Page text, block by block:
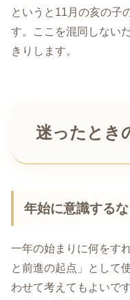
というと11月の亥の子
す。ここを混同しない
きりします。
迷ったとき
年始に意識するな
一年の始まりに何をす
と前進の起点」として
わせて考えてもよいで